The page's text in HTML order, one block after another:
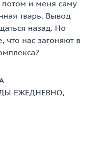
потом и меня саму
тварь. Вывод
назад. Но
нас загоняют в
ЕЖЕДНЕВНО,